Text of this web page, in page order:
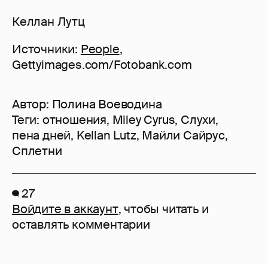
Келлан Лутц
Источники: People,
Gettyimages.com/Fotobank.com
Автор: Полина Воеводина
Теги: отношения, Miley Cyrus, Слухи,
пена дней, Kellan Lutz, Майли Сайрус,
Сплетни
27
Войдите в аккаунт, чтобы читать и
оставлять комментарии